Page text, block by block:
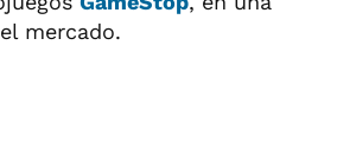
mercado.